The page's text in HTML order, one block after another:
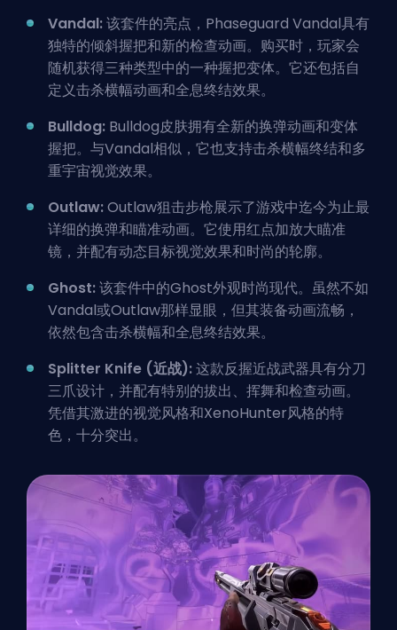
Vandal:该套件的亮点，Phaseguard Vandal具有
独特的倾斜握把和新的检查动画。购买时，玩家会
随机获得三种类型中的一种握把变体。它还包括自
定义击杀横幅动画和全息终结效果。
Bulldog: Bulldog皮肤拥有全新的换弹动画和变体
握把。与Vandal相似，它也支持击杀横幅终结和多
重宇宙视觉效果。
Outlaw:Outlaw狙击步枪展示了游戏中迄今为止最
详细的换弹和瞄准动画。它使用红点加放大瞄准
镜，并配有动态目标视觉效果和时尚的轮廓。
Ghost:该套件中的Ghost外观时尚现代。虽然不如
Vandal或Outlaw那样显眼，但其装备动画流畅，
依然包含击杀横幅和全息终结效果。
Splitter Knife (近战):这款反握近战武器具有分刀
三爪设计，并配有特别的拔出、挥舞和检查动画。
凭借其激进的视觉风格和XenoHunter风格的特
色，十分突出。